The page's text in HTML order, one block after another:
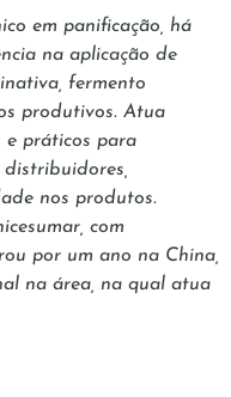
em panificação, há
na aplicação de
fermento
produtivos. Atua
e práticos para
nos produtos.
com
por um ano na China,
na área, na qual atua